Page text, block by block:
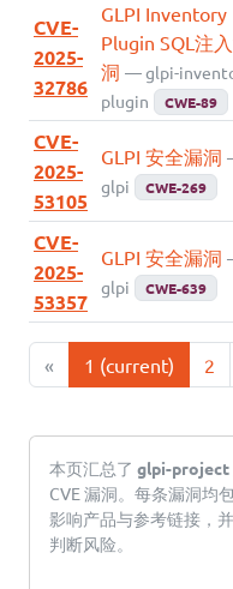
CVE-
2025-
32786
GLPI Inventory
Plugin SQL注
洞 — glpi-
plugin
CWE-89
CVE-
2025-
53105
GLPI 安全漏洞
glpi
CWE-269
CVE-
2025-
53357
GLPI 安全漏洞
glpi
CWE-639
« 1 (current) 2
本页汇总了 glpi-project
CVE 漏洞。每条漏洞均
影响产品与参考链接，
判断风险。